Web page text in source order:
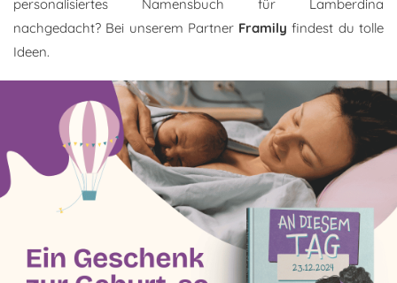
personalisiertes Namensbuch für Lamberdina
nachgedacht? Bei unserem Partner Framily findest du tolle
Ideen.